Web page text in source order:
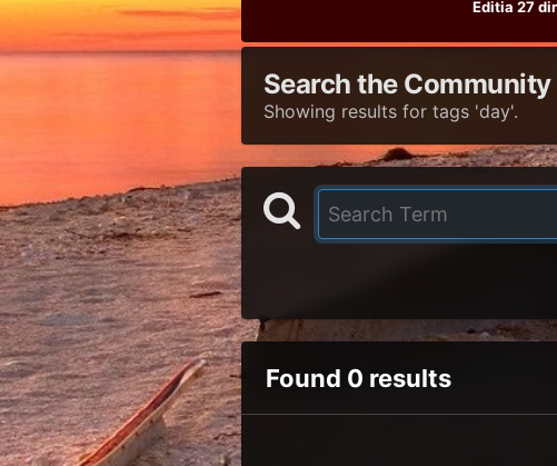
Editia 27
Search the Community
Showing results for tags 'day'.
Found 0 results